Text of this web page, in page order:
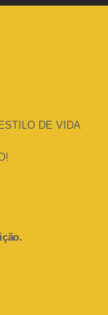
DE VIDA